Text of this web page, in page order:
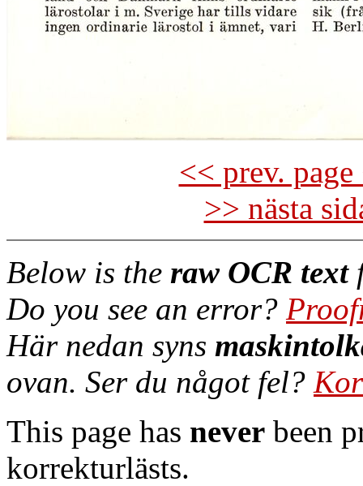
<< prev.
>> nästa
Below is the raw OCR text
Do you see an error?
Här nedan syns
ovan. Ser du något fel?
This page has never been
korrekturlästs.